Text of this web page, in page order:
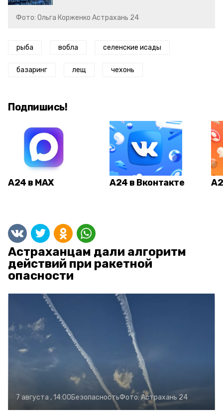
Фото: Ольга Корженко Астрахань 24
рыба вобла селенские исады
базаринг лещ чехонь
Подпишись!
А24 в MAX А24 в Вконтакте
Астраханцам дали алгоритм
действий при ракетной
опасности
7 августа , 14:00БезопасностьФото: Астрахань 24